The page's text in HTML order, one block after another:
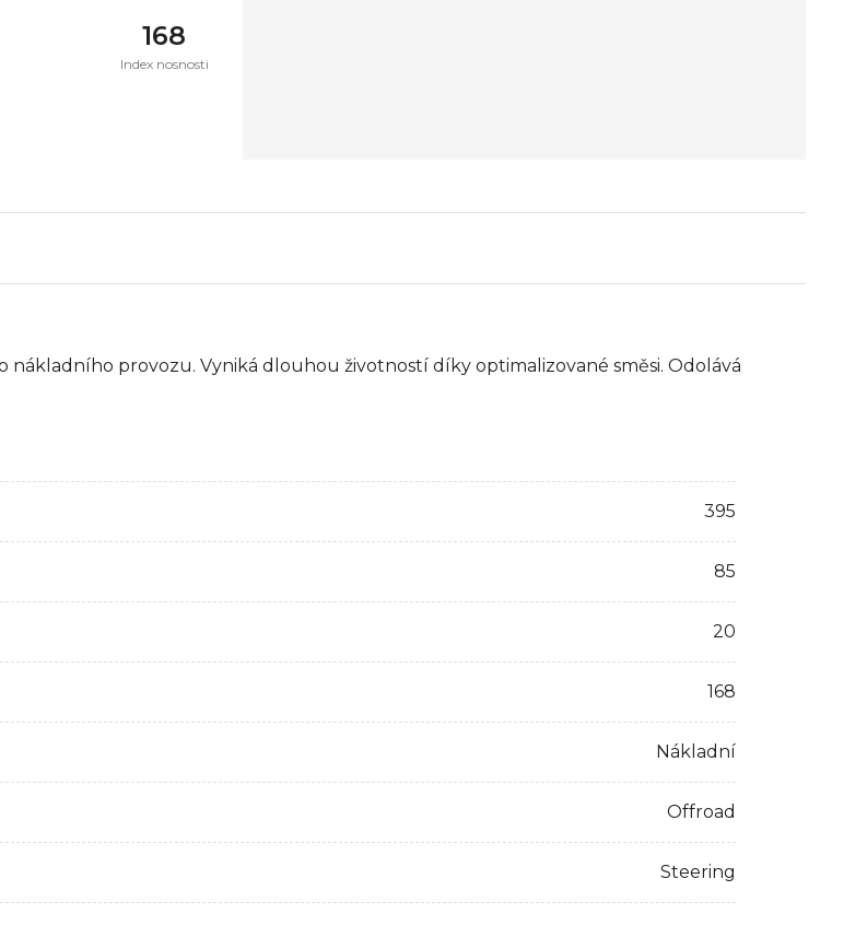
168
Index nosnosti
provozu. Vyniká dlouhou životností díky optimalizované směsi. Odolává
395
85
20
168
Nákladní
Offroad
Steering